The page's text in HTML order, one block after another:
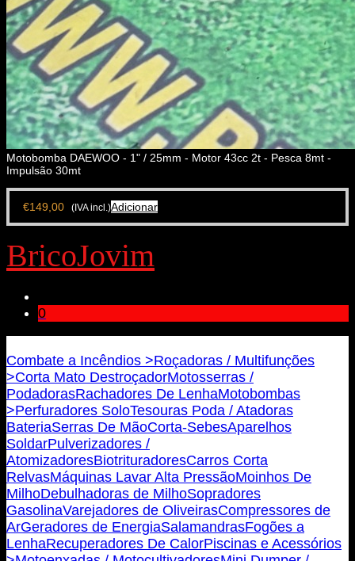
Motobomba DAEWOO - 1" / 25mm - Motor 43cc 2t - Pesca 8mt -
Impulsão 30mt
€149,00 (IVA incl.)Adicionar
BricoJovim
0
Combate a Incêndios >Roçadoras / Multifunções
>Corta Mato DestroçadorMotosserras /
PodadorasRachadores De LenhaMotobombas
>Perfuradores SoloTesouras Poda / Atadoras
BateriaSerras De MãoCorta-SebesAparelhos
SoldarPulverizadores /
AtomizadoresBiotrituradoresCarros Corta
RelvasMáquinas Lavar Alta PressãoMoinhos De
MilhoDebulhadoras de MilhoSopradores
GasolinaVarejadores de OliveirasCompressores de
ArGeradores de EnergiaSalamandrasFogões a
LenhaRecuperadores De CalorPiscinas e Acessórios